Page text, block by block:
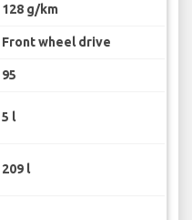
128 g/km
Front wheel drive
95
5 l
209 l